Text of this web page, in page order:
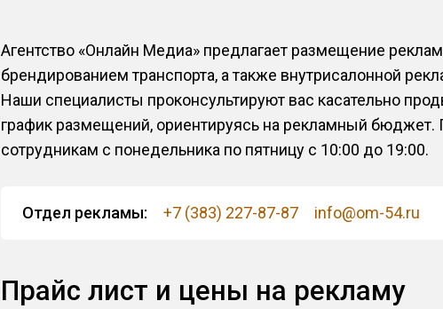
Агентство «Онлайн Медиа» предлагает размещение
брендированием транспорта, а также внутрисалонной
Наши специалисты проконсультируют вас касательно
график размещений, ориентируясь на рекламный
сотрудникам с понедельника по пятницу с 10:00 до 19:00.
Отдел рекламы: +7 (383) 227-87-87 info@om-54.ru
Прайс лист и цены на рекламу